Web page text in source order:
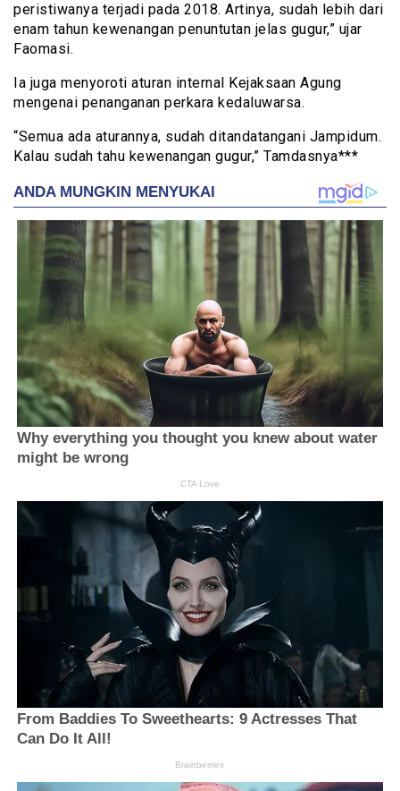
peristiwanya terjadi pada 2018. Artinya, sudah lebih dari
enam tahun kewenangan penuntutan jelas gugur,” ujar
Faomasi.
Ia juga menyoroti aturan internal Kejaksaan Agung
mengenai penanganan perkara kedaluwarsa.
“Semua ada aturannya, sudah ditandatangani Jampidum.
Kalau sudah tahu kewenangan gugur,” Tamdasnya***